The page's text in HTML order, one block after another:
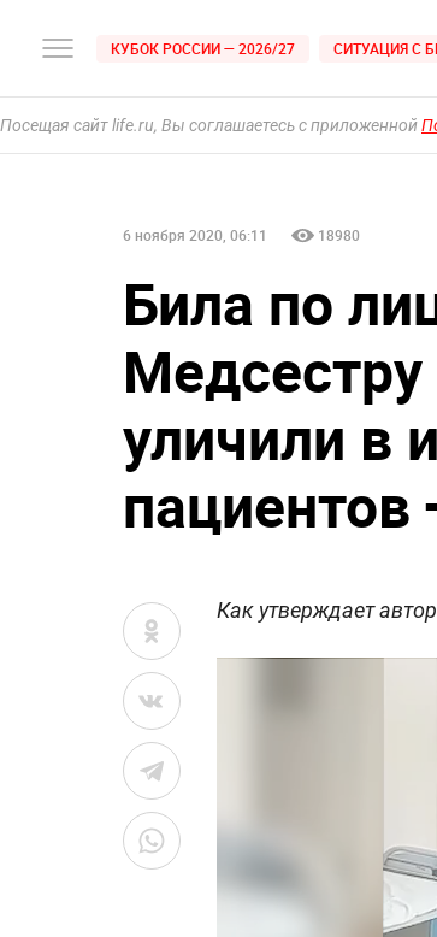
КУБОК РОССИИ — 2026/27 СИТУАЦИЯ С
Посещая сайт life.ru, Вы соглашаетесь с приложенной
6 ноября 2020, 06:11 18980
Била по
уличили в
Как утверждает